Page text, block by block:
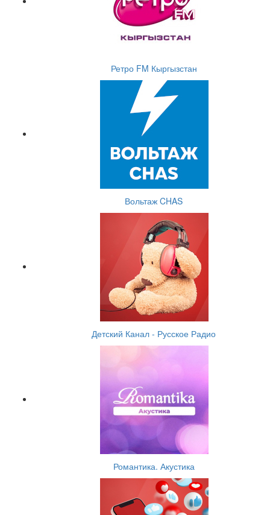
Ретро FM Кыргызстан
Вольтаж CHAS
Детский Канал - Русское Радио
Романтика. Акустика